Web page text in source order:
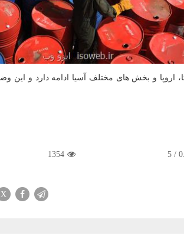
در آمریکا، اروپا و بخش های مختلف آسیا ادامه دارد و این
/
5
1354
X